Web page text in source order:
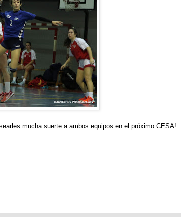
mucha suerte a ambos equipos en el próximo CESA!